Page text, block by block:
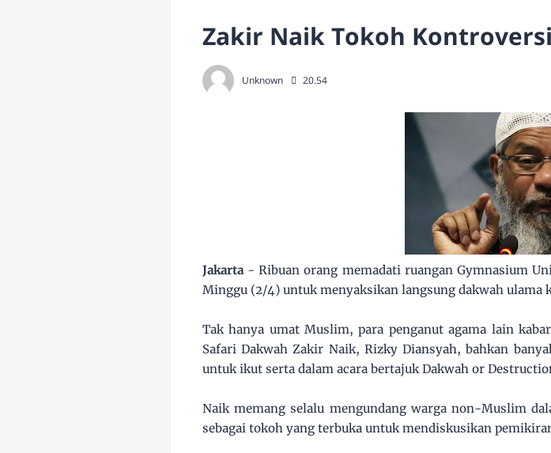
Zakir Naik Tokoh
Unknown 20.54
Jakarta- Ribuan orang memadati ruangan Gymnasium
Minggu (2/4) untuk menyaksikan langsung dakwah ulama
Tak hanya umat Muslim, para penganut agama lain
Safari Dakwah Zakir Naik, Rizky Diansyah, bahkan
untuk ikut serta dalam acara bertajuk Dakwah or
Naik memang selalu mengundang warga non-Muslim
sebagai tokoh yang terbuka untuk mendiskusikan